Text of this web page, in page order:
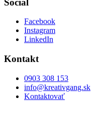
Facebook
Instagram
LinkedIn
Kontakt
0903 308 153
info@kreativgang.sk
Kontaktovať